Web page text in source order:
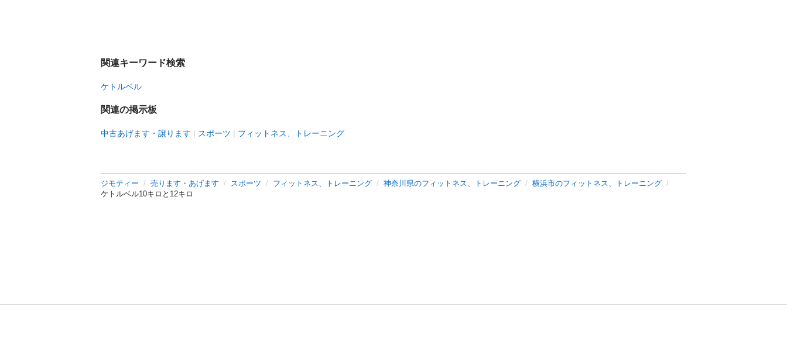
関連キーワード検索
ケトルベル
関連の掲示板
中古あげます・譲ります スポーツ フィットネス、トレーニング
ジモティー 売ります・あげます スポーツ フィットネス、トレーニング 神奈川県のフィットネス、トレーニング
横浜市のフィットネス、トレーニング
ケトルベル10キロと12キロ